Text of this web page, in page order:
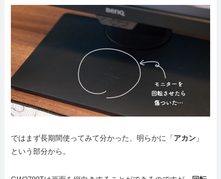
ではまず長期間使ってみて分かった、明らかに「アカン 」
という部分から。